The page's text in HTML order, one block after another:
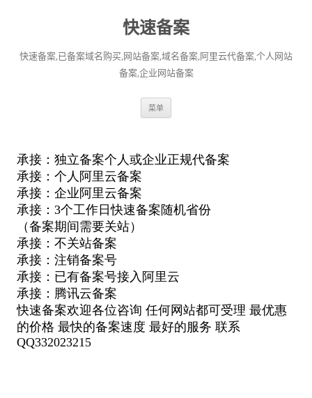
快速备案
快速备案,已备案域名购买,网站备案,域名备案,阿里云代备案,个人网站
备案,企业网站备案
菜单